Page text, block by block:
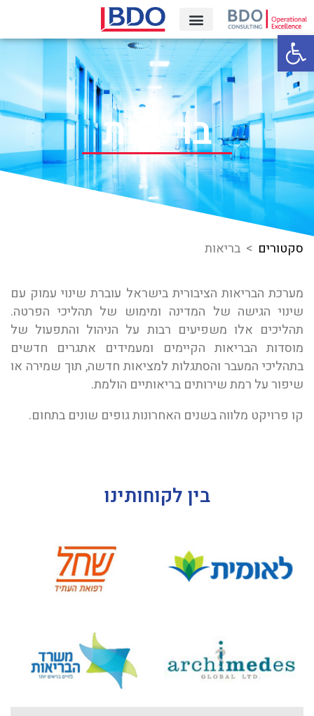
פתח סרגל נגישות
בריאות
סקטורים > בריאות
מערכת הבריאות הציבורית בישראל עוברת שינוי עמוק עם
שינוי הגישה של המדינה ומימוש של תהליכי הפרטה.
תהליכים אלו משפיעים רבות על הניהול והתפעול של
מוסדות הבריאות הקיימים ומעמידים אתגרים חדשים
בתהליכי המעבר והסתגלות למציאות חדשה, תוך שמירה או
שיפור על רמת שירותים בריאותיים הולמת.
קו פרויקט מלווה בשנים האחרונות גופים שונים בתחום.
בין לקוחותינו